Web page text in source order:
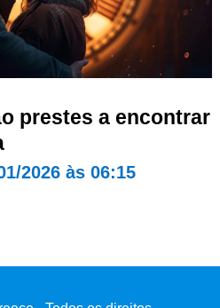
prestes a encontrar
2026 às 06:15